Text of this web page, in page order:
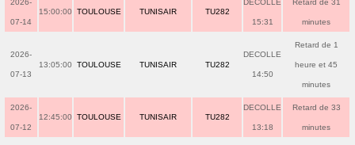
2026-
07-14
15:00:00 TOULOUSE TUNISAIR TU282
DECOLLE
15:31
Retard de 31
minutes
2026-
07-13
13:05:00 TOULOUSE TUNISAIR TU282
DECOLLE
14:50
Retard de 1
heure et 45
minutes
2026-
07-12
12:45:00 TOULOUSE TUNISAIR TU282
DECOLLE
13:18
Retard de 33
minutes